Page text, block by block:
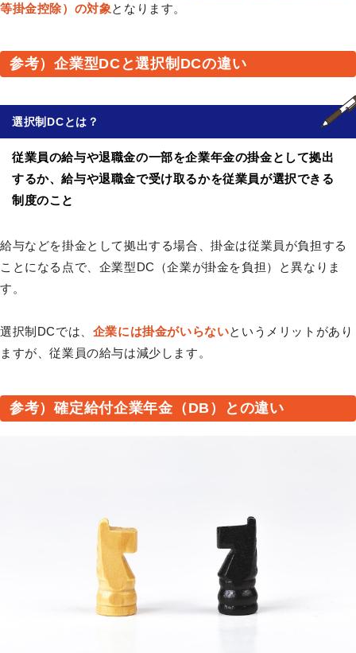
等掛金控除）の対象となります。
参考）企業型DCと選択制DCの違い
選択制DCとは？
従業員の給与や退職金の一部を企業年金の掛金として拠出
するか、給与や退職金で受け取るかを従業員が選択できる
制度のこと
給与などを掛金として拠出する場合、掛金は従業員が負担する
ことになる点で、企業型DC（企業が掛金を負担）と異なりま
す。
選択制DCでは、 企業には掛金がいらないというメリットがあり
ますが、従業員の給与は減少します。
参考）確定給付企業年金（DB）との違い